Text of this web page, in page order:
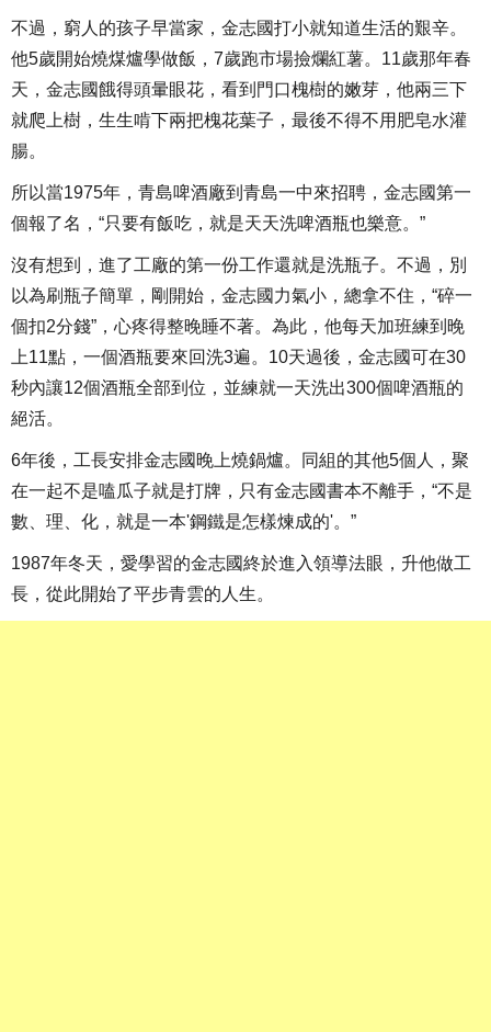
不過，窮人的孩子早當家，金志國打小就知道生活的艱辛。
他5歲開始燒煤爐學做飯，7歲跑市場撿爛紅薯。11歲那年春
天，金志國餓得頭暈眼花，看到門口槐樹的嫩芽，他兩三下
就爬上樹，生生啃下兩把槐花葉子，最後不得不用肥皂水灌
腸。
所以當1975年，青島啤酒廠到青島一中來招聘，金志國第一
個報了名，“只要有飯吃，就是天天洗啤酒瓶也樂意。”
沒有想到，進了工廠的第一份工作還就是洗瓶子。不過，別
以為刷瓶子簡單，剛開始，金志國力氣小，總拿不住，“碎一
個扣2分錢”，心疼得整晚睡不著。為此，他每天加班練到晚
上11點，一個酒瓶要來回洗3遍。10天過後，金志國可在30
秒內讓12個酒瓶全部到位，並練就一天洗出300個啤酒瓶的
絕活。
6年後，工長安排金志國晚上燒鍋爐。同組的其他5個人，聚
在一起不是嗑瓜子就是打牌，只有金志國書本不離手，“不是
數、理、化，就是一本'鋼鐵是怎樣煉成的'。”
1987年冬天，愛學習的金志國終於進入領導法眼，升他做工
長，從此開始了平步青雲的人生。